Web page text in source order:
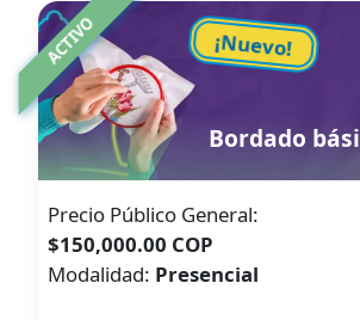
ACTIVO ¡Nuevo!
Image
Bordado
Precio Público General:
$150,000.00 COP
Modalidad: Presencial